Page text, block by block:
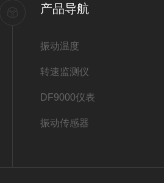
产品导航
振动温度
转速监测仪
DF9000仪表
振动传感器